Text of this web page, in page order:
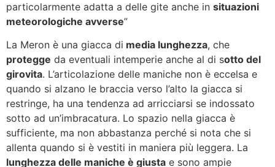
particolarmente adatta a delle gite anche in situazioni
meteorologiche avverse”
La Meron è una giacca di media lunghezza, che
protegge da eventuali intemperie anche al di sotto del
girovita. L’articolazione delle maniche non è eccelsa e
quando si alzano le braccia verso l’alto la giacca si
restringe, ha una tendenza ad arricciarsi se indossato
sotto ad un’imbracatura. Lo spazio nella giacca è
sufficiente, ma non abbastanza perché si nota che si
allenta quando si è vestiti in maniera più leggera. La
lunghezza delle maniche è giusta e sono ampie